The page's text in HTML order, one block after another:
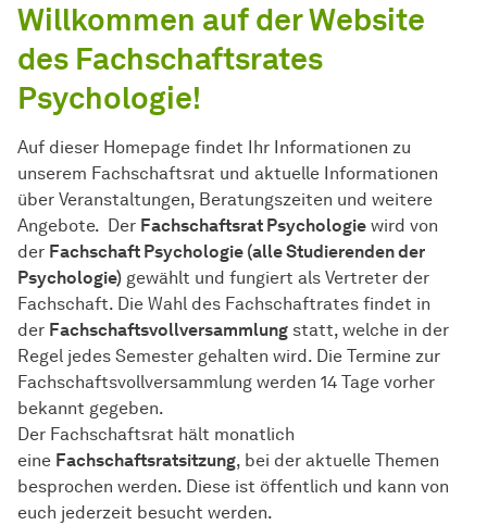
Willkommen auf der Website
des Fachschaftsrates
Psychologie!
Auf dieser Homepage findet Ihr Informationen zu
unserem Fachschaftsrat und aktuelle Informationen
über Veranstaltungen, Beratungszeiten und weitere
Angebote. Der Fachschaftsrat Psychologie wird von
der Fachschaft Psychologie (alle Studierenden der
Psychologie) gewählt und fungiert als Vertreter der
Fachschaft. Die Wahl des Fachschaftrates findet in
der Fachschaftsvollversammlung statt, welche in der
Regel jedes Semester gehalten wird. Die Termine zur
Fachschaftsvollversammlung werden 14 Tage vorher
bekannt gegeben.
Der Fachschaftsrat hält monatlich
eine Fachschaftsratsitzung, bei der aktuelle Themen
besprochen werden. Diese ist öffentlich und kann von
euch jederzeit besucht werden.